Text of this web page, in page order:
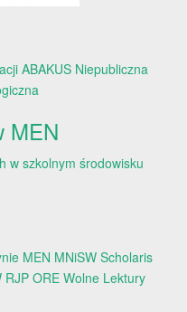
ABAKUS Niepubliczna
MEN
w szkolnym środowisku
MEN MNiSW Scholaris
RJP ORE Wolne Lektury